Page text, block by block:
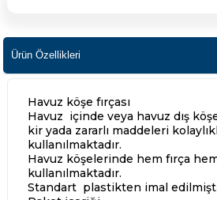
Ürün Özellikleri
Havuz köşe fırçası
Havuz içinde veya havuz dış
kir yada zararlı maddeleri
kullanılmaktadır.
Havuz köşelerinde hem fırça
kullanılmaktadır.
Standart plastikten imal